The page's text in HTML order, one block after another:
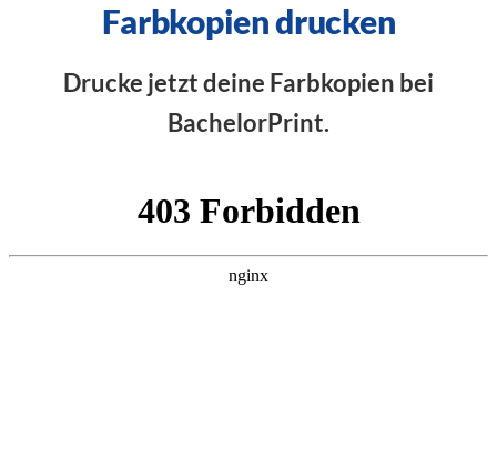
Farbkopien drucken
Drucke jetzt deine Farbkopien bei
BachelorPrint.